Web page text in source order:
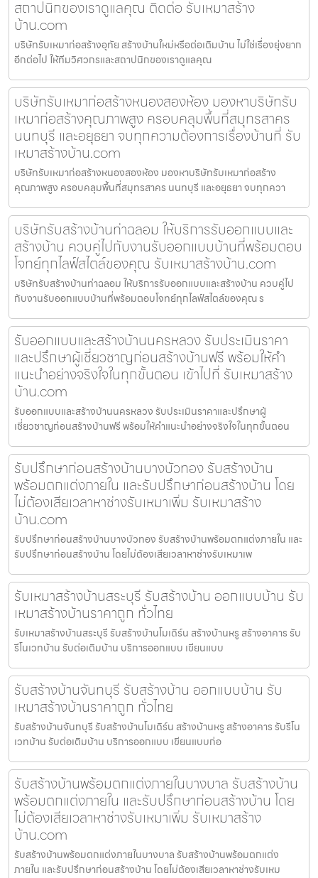
สถาปนิกของเราดูแลคุณ ติดต่อ รับเหมาสร้าง
บ้าน.com
บริษัทรับเหมาก่อสร้างอุทัย สร้างบ้านใหม่หรือต่อเติมบ้าน ไม่ใช่เรื่องยุ่งยาก
อีกต่อไป ให้ทีมวิศวกรและสถาปนิกของเราดูแลคุณ
บริษัทรับเหมาก่อสร้างหนองสองห้อง มองหาบริษัทรับ
เหมาก่อสร้างคุณภาพสูง ครอบคลุมพื้นที่สมุทรสาคร
นนทบุรี และอยุธยา จบทุกความต้องการเรื่องบ้านที่ รับ
เหมาสร้างบ้าน.com
บริษัทรับเหมาก่อสร้างหนองสองห้อง มองหาบริษัทรับเหมาก่อสร้าง
คุณภาพสูง ครอบคลุมพื้นที่สมุทรสาคร นนทบุรี และอยุธยา จบทุกควา
บริษัทรับสร้างบ้านท่าฉลอม ให้บริการรับออกแบบและ
สร้างบ้าน ควบคู่ไปกับงานรับออกแบบบ้านที่พร้อมตอบ
โจทย์ทุกไลฟ์สไตล์ของคุณ รับเหมาสร้างบ้าน.com
บริษัทรับสร้างบ้านท่าฉลอม ให้บริการรับออกแบบและสร้างบ้าน ควบคู่ไป
กับงานรับออกแบบบ้านที่พร้อมตอบโจทย์ทุกไลฟ์สไตล์ของคุณ ร
รับออกแบบและสร้างบ้านนครหลวง รับประเมินราคา
และปรึกษาผู้เชี่ยวชาญก่อนสร้างบ้านฟรี พร้อมให้คำ
แนะนำอย่างจริงใจในทุกขั้นตอน เข้าไปที่ รับเหมาสร้าง
บ้าน.com
รับออกแบบและสร้างบ้านนครหลวง รับประเมินราคาและปรึกษาผู้
เชี่ยวชาญก่อนสร้างบ้านฟรี พร้อมให้คำแนะนำอย่างจริงใจในทุกขั้นตอน
รับปรึกษาก่อนสร้างบ้านบางบัวทอง รับสร้างบ้าน
พร้อมตกแต่งภายใน และรับปรึกษาก่อนสร้างบ้าน โดย
ไม่ต้องเสียเวลาหาช่างรับเหมาเพิ่ม รับเหมาสร้าง
บ้าน.com
รับปรึกษาก่อนสร้างบ้านบางบัวทอง รับสร้างบ้านพร้อมตกแต่งภายใน และ
รับปรึกษาก่อนสร้างบ้าน โดยไม่ต้องเสียเวลาหาช่างรับเหมาเพ
รับเหมาสร้างบ้านสระบุรี รับสร้างบ้าน ออกแบบบ้าน รับ
เหมาสร้างบ้านราคาถูก ทั่วไทย
รับเหมาสร้างบ้านสระบุรี รับสร้างบ้านโมเดิร์น สร้างบ้านหรู สร้างอาคาร รับ
รีโนเวทบ้าน รับต่อเติมบ้าน บริการออกแบบ เขียนแบบ
รับสร้างบ้านจันทบุรี รับสร้างบ้าน ออกแบบบ้าน รับ
เหมาสร้างบ้านราคาถูก ทั่วไทย
รับสร้างบ้านจันทบุรี รับสร้างบ้านโมเดิร์น สร้างบ้านหรู สร้างอาคาร รับรีโน
เวทบ้าน รับต่อเติมบ้าน บริการออกแบบ เขียนแบบก่อ
รับสร้างบ้านพร้อมตกแต่งภายในบางบาล รับสร้างบ้าน
พร้อมตกแต่งภายใน และรับปรึกษาก่อนสร้างบ้าน โดย
ไม่ต้องเสียเวลาหาช่างรับเหมาเพิ่ม รับเหมาสร้าง
บ้าน.com
รับสร้างบ้านพร้อมตกแต่งภายในบางบาล รับสร้างบ้านพร้อมตกแต่ง
ภายใน และรับปรึกษาก่อนสร้างบ้าน โดยไม่ต้องเสียเวลาหาช่างรับเหม